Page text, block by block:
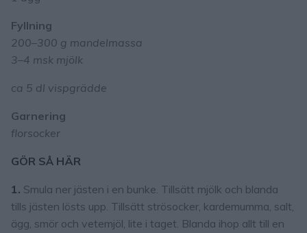
Fyllning
200–300 g mandelmassa
3–4 msk mjölk
ca 5 dl vispgrädde
Garnering
florsocker
GÖR SÅ HÄR
1. Smula ner jästen i en bunke. Tillsätt mjölk och blanda
tills jästen lösts upp. Tillsätt strösocker, kardemumma, salt,
ägg, smör och vetemjöl, lite i taget. Blanda ihop allt till en